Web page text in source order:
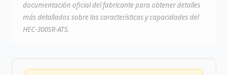
documentación oficial del fabricante para obtener detalles
más detallados sobre las características y capacidades del
HEC-300SR-ATS.